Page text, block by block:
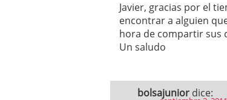
Javier, gracias por el
encontrar a alguien
hora de compartir sus
Un saludo
bolsajunior dice: